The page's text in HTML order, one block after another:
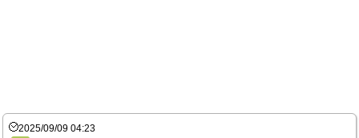
2025/09/09 04:23